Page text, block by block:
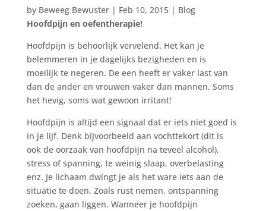
by Beweeg Bewuster| Feb 10, 2015| Blog
Hoofdpijn en oefentherapie!
Hoofdpijn is behoorlijk vervelend. Het kan je
belemmeren in je dagelijks bezigheden en is
moeilijk te negeren. De een heeft er vaker last van
dan de ander en vrouwen vaker dan mannen. Soms
het hevig, soms wat gewoon irritant!
Hoofdpijn is altijd een signaal dat er iets niet goed is
in je lijf. Denk bijvoorbeeld aan vochttekort (dit is
ook de oorzaak van hoofdpijn na teveel alcohol),
stress of spanning, te weinig slaap, overbelasting
enz. Je lichaam dwingt je als het ware iets aan de
situatie te doen. Zoals rust nemen, ontspanning
zoeken, gaan liggen. Wanneer je hoofdpijn